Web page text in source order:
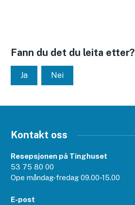
Fann du det du leita etter?
Ja Nei
Kontakt oss
Resepsjonen på Tinghuset
53 75 80 00
Ope måndag-fredag 09.00-15.00
E-post